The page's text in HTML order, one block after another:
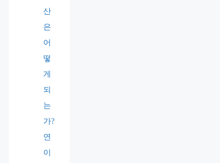
산
은
어
떻
게
되
는
가?
연
이